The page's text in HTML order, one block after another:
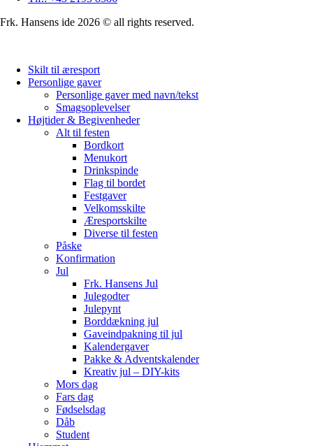
Frk. Hansens ide 2026 © all rights reserved.
Skilt til æresport
Personlige gaver
Personlige gaver med navn/tekst
Smagsoplevelser
Højtider & Begivenheder
Alt til festen
Bordkort
Menukort
Drinkspinde
Flag til bordet
Festgaver
Velkomsskilte
Æresportskilte
Diverse til festen
Påske
Konfirmation
Jul
Frk. Hansens Jul
Julegodter
Julepynt
Borddækning jul
Gaveindpakning til jul
Kalendergaver
Pakke & Adventskalender
Kreativ jul – DIY-kits
Mors dag
Fars dag
Fødselsdag
Dåb
Student